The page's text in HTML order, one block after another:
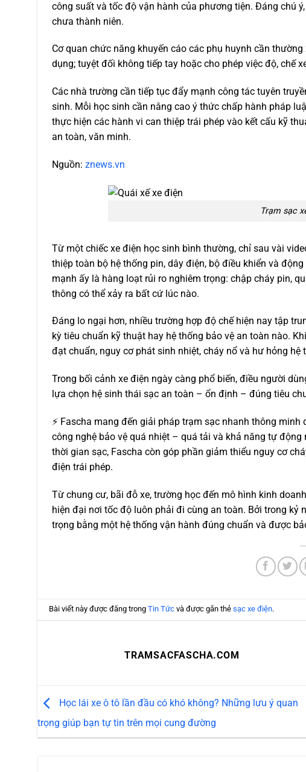
công suất và tốc độ vận hành của phương tiện. Đáng chú
chưa thành niên.
Cơ quan chức năng khuyến cáo các phụ huynh cần
dụng; tuyệt đối không tiếp tay hoặc cho phép việc độ, chế
Các nhà trường cần tiếp tục đẩy mạnh công tác tuyên
sinh. Mỗi học sinh cần nâng cao ý thức chấp hành pháp
thực hiện các hành vi can thiệp trái phép vào kết cấu kỹ
an toàn, văn minh.
Nguồn: znews.vn
Trạm sạc
Từ một chiếc xe điện học sinh bình thường, chỉ sau vài
thiệp toàn bộ hệ thống pin, dây điện, bộ điều khiển và
mạnh ấy là hàng loạt rủi ro nghiêm trọng: chập cháy pin,
thông có thể xảy ra bất cứ lúc nào.
Đáng lo ngại hơn, nhiều trường hợp độ chế hiện nay tập
kỳ tiêu chuẩn kỹ thuật hay hệ thống bảo vệ an toàn nào.
đạt chuẩn, nguy cơ phát sinh nhiệt, cháy nổ và hư hỏng hệ
Trong bối cảnh xe điện ngày càng phổ biến, điều người
lựa chọn hệ sinh thái sạc an toàn – ổn định – đúng tiêu
⚡ Fascha mang đến giải pháp trạm sạc nhanh thông
công nghệ bảo vệ quá nhiệt – quá tải và khả năng tự
thời gian sạc, Fascha còn góp phần giảm thiểu nguy cơ
điện trái phép.
Từ chung cư, bãi đỗ xe, trường học đến mô hình kinh
hiện đại nơi tốc độ luôn phải đi cùng an toàn. Bởi trong kỷ
trọng bằng một hệ thống vận hành đúng chuẩn và được
Bài viết này được đăng trongTin Tức và được gắn thẻsạc xe điện.
TRAMSACFASCHA.COM
Học lái xe ô tô lần đầu có khó không? Những lưu ý quan
trọng giúp bạn tự tin trên mọi cung đường